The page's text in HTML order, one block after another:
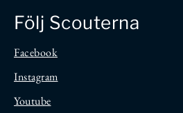
Följ Scouterna
Facebook
Instagram
Youtube